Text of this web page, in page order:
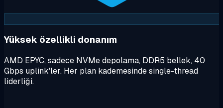
Yüksek özellikli donanım
AMD EPYC, sadece NVMe depolama, DDR5 bellek, 40
Gbps uplink'ler. Her plan kademesinde single-thread
liderliği.